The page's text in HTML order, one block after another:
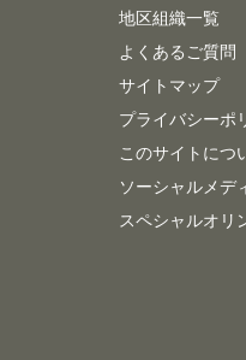
地区組織一覧
よくあるご質問
サイトマップ
プライバシーポ
このサイトにつ
ソーシャルメデ
スペシャルオリ